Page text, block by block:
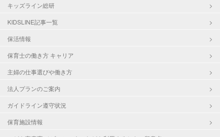
キッズライン総研
KIDSLINE記事一覧
保活情報
保育士の働き方 キャリア
主婦の仕事選びや働き方
法人プランのご案内
ガイドライン遵守状況
保育施設情報